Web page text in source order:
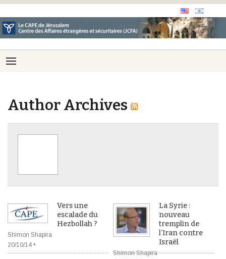
Author Archives
Vers une
escalade du
Hezbollah ?
Shimon Shapira
20/10/14 •
La Syrie :
nouveau
tremplin de
l’Iran contre
Israël
Shimon Shapira